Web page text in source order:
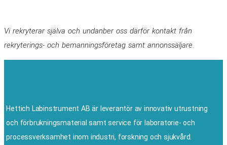
Vi rekryterar själva och undanber oss därför kontakt från
rekryterings- och bemanningsföretag samt annonssäljare.
Hettich Labinstrument AB är leverantör av innovativ utrustning
och förbrukningsmaterial samt service för laboratorie- och
processverksamhet inom industri, forskning och sjukvård.